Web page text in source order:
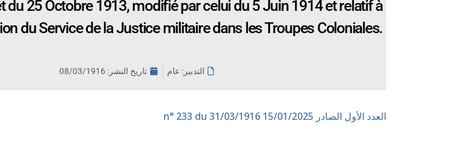
25 Octobre 1913, modifié par celui du 5 Juin 1914 et relatif à
du Service de la Justice militaire dans les Troupes Coloniales.
التدبير: عام تاريخ النشر: 08/03/1916
العدد الأول الصادر 15/01/2025